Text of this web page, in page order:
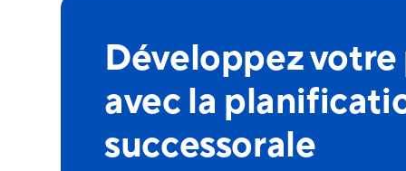
Développez
avec la
successorale